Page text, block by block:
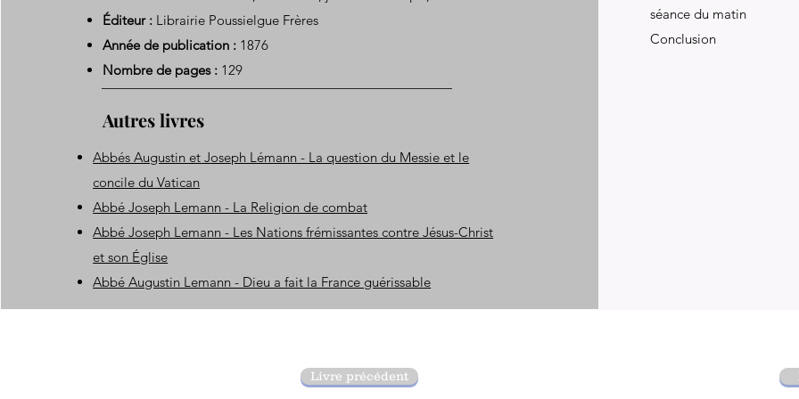
Éditeur : Librairie Poussielgue Frères
Année de publication : 1876
Nombre de pages : 129
Autres livres
Abbés Augustin et Joseph Lémann - La question du Messie et le
concile du Vatican
Abbé Joseph Lemann - La Religion de combat
Abbé Joseph Lemann - Les Nations frémissantes contre Jésus-Christ
et son Église
Abbé Augustin Lemann - Dieu a fait la France guérissable
séance du matin
Conclusion
Livre précédent